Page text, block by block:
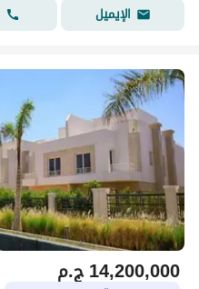
الإيميل
ج.م14,200,000